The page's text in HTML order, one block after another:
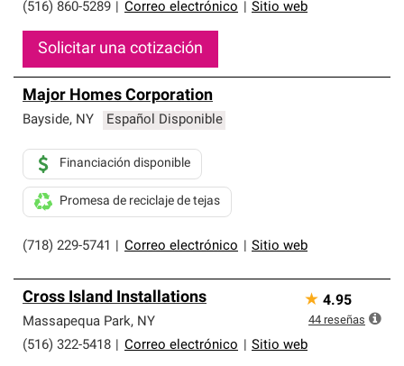
(516) 860-5289 Correo electrónico Sitio web
Solicitar una cotización
Major Homes Corporation
Bayside, NY Español Disponible
(718) 229-5741 Correo electrónico Sitio web
Financiación disponible
Promesa de reciclaje de tejas
Cross Island Installations
Massapequa Park, NY
(516) 322-5418
Correo electrónico Sitio web
★ 4.95
44 reseñas